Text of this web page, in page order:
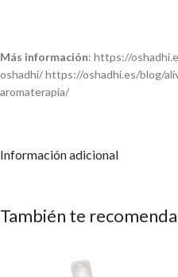
Más información: https://
oshadhi/ https://oshadhi.es/blog/
aromaterapia/
Información adicional
También te